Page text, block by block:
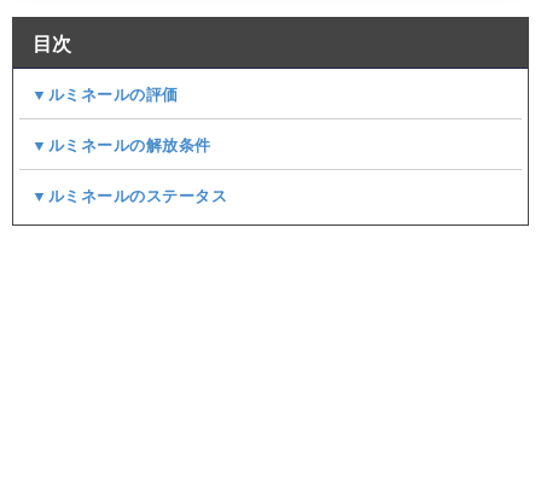
目次
▼ルミネールの評価
▼ルミネールの解放条件
▼ルミネールのステータス